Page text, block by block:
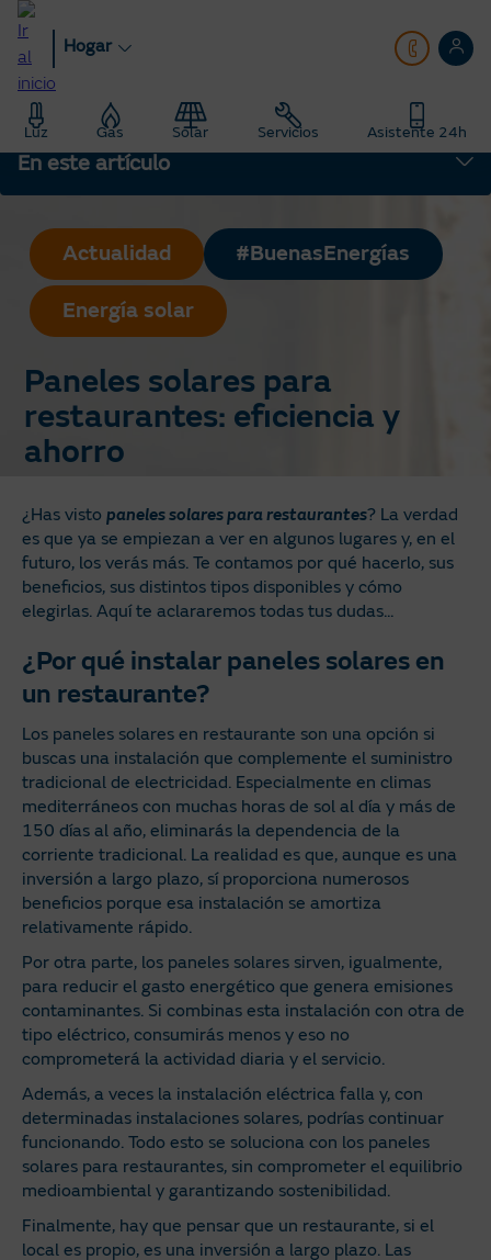
Pasar
contenido
principal
Hogar
Luz Gas Solar Servicios Asistente 24h
Hogar
Blog
Paneles solares para restaurantes: eficiencia y ahorro
Actualidad #BuenasEnergías
Energía solar
Paneles solares para
restaurantes: eficiencia y
ahorro
En este artículo
¿Has visto paneles solares para restaurantes? La verdad
es que ya se empiezan a ver en algunos lugares y, en el
futuro, los verás más. Te contamos por qué hacerlo, sus
beneficios, sus distintos tipos disponibles y cómo
elegirlas. Aquí te aclararemos todas tus dudas...
¿Por qué instalar paneles solares en
un restaurante?
Los paneles solares en restaurante son una opción si
buscas una instalación que complemente el suministro
tradicional de electricidad. Especialmente en climas
mediterráneos con muchas horas de sol al día y más de
150 días al año, eliminarás la dependencia de la
corriente tradicional. La realidad es que, aunque es una
inversión a largo plazo, sí proporciona numerosos
beneficios porque esa instalación se amortiza
relativamente rápido.
Por otra parte, los paneles solares sirven, igualmente,
para reducir el gasto energético que genera emisiones
contaminantes. Si combinas esta instalación con otra de
tipo eléctrico, consumirás menos y eso no
comprometerá la actividad diaria y el servicio.
Además, a veces la instalación eléctrica falla y, con
determinadas instalaciones solares, podrías continuar
funcionando. Todo esto se soluciona con los paneles
solares para restaurantes, sin comprometer el equilibrio
medioambiental y garantizando sostenibilidad.
Finalmente, hay que pensar que un restaurante, si el
local es propio, es una inversión a largo plazo. Las